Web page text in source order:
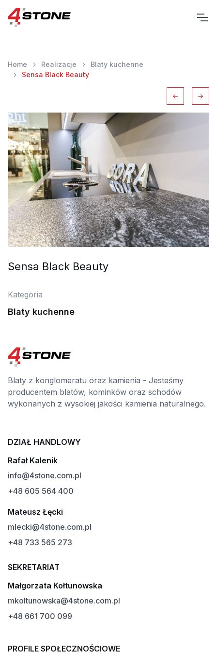
Home Realizacje
Blaty kuchenne
Sensa Black Beauty
Sensa Black Beauty
Kategoria
Blaty kuchenne
Blaty z konglomeratu oraz kamienia - Jesteśmy
producentem blatów, kominków oraz schodów
wykonanych z wysokiej jakości kamienia naturalnego.
DZIAŁ HANDLOWY
Rafał Kalenik
info@4stone.com.pl
+48 605 564 400
Mateusz Łęcki
mlecki@4stone.com.pl
+48 733 565 273
SEKRETARIAT
Małgorzata Kołtunowska
mkoltunowska@4stone.com.pl
+48 661 700 099
PROFILE SPOŁECZNOŚCIOWE